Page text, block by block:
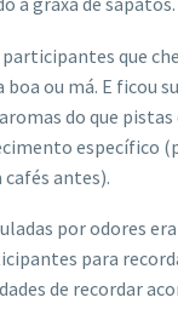
que
boa ou má. E ficou
do que
específico
antes).
por odores
para
de recordar